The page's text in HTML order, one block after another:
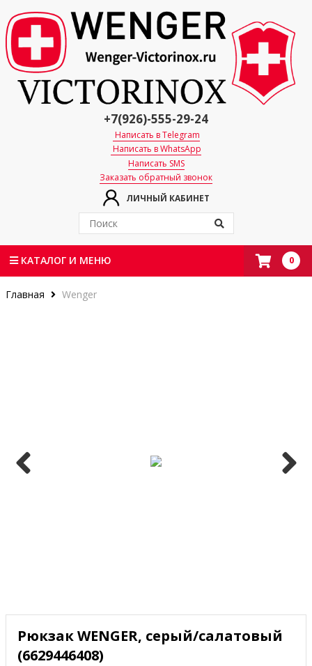
ЛИЧНЫЙ КАБИНЕТ
+7(926)-555-29-24
Написать в Telegram
Написать в WhatsApp
Написать SMS
Заказать обратный звонок
КАТАЛОГ И МЕНЮ 0
Главная Wenger
Рюкзак WENGER, серый/салатовый
(6629446408)